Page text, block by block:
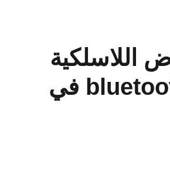
اللاسلكية
وأجهزة الصوت المزودة بتقنية bluetooth في